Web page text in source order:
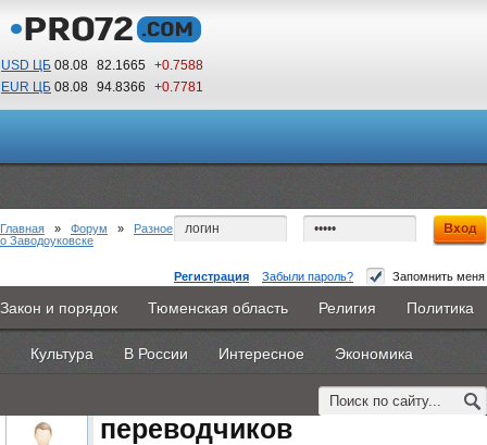
USD ЦБ 08.08 82.1665 +0.7588
EUR ЦБ 08.08 94.8366 +0.7781
14 24
По Гринвичу (GMT +5)
Регистрация Забыли пароль? Запомнить меня
Главная Новости Объявления КНИГИ ВестиNet
Каталоги 9PS Прочее
Закон и порядок Тюменская область Религия Политика
Культура В России Интересное Экономика
Главная » Форум » Разное
о Заводоуковске
курс повышение квалификации переводчиков
- 19 августа 2015, среда
oblachkovoe
курс повышение
переводчиков